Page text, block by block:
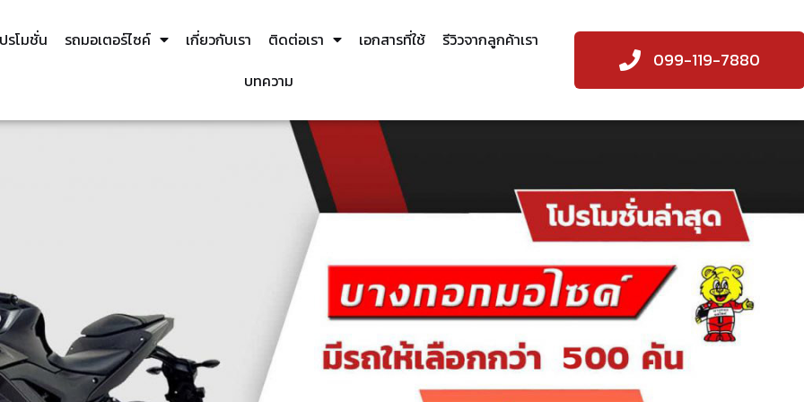
รโมชั่น รถมอเตอร์ไซค์ เกี่ยวกับเรา ติดต่อเรา เอกสารที่ใช้
รีวิวจากลูกค้าเรา
บทความ
099-119-7880